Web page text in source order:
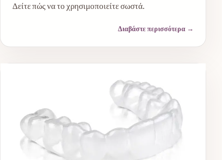
Δείτε πώς να το χρησιμοποιείτε σωστά.
Διαβάστε περισσότερα →